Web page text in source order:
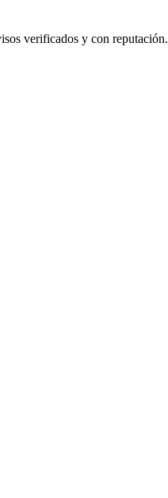
verificados y con reputación.